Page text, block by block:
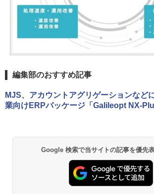
編集部のおすすめ記事
MJS、アカウントアグリゲーションなど
業向けERPパッケージ「Galileopt NX-
Google 検索で当サイトの記事を優先